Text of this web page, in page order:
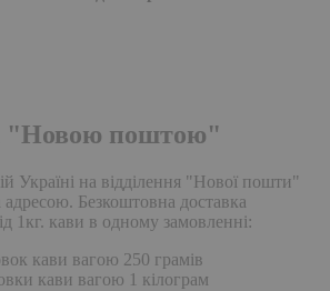
"Новою поштою"
Україні на відділення "Нової пошти"
адресою. Безкоштовна доставка
1кг. кави в одному замовленні:
кави вагою 250 грамів
кави вагою 1 кілограм